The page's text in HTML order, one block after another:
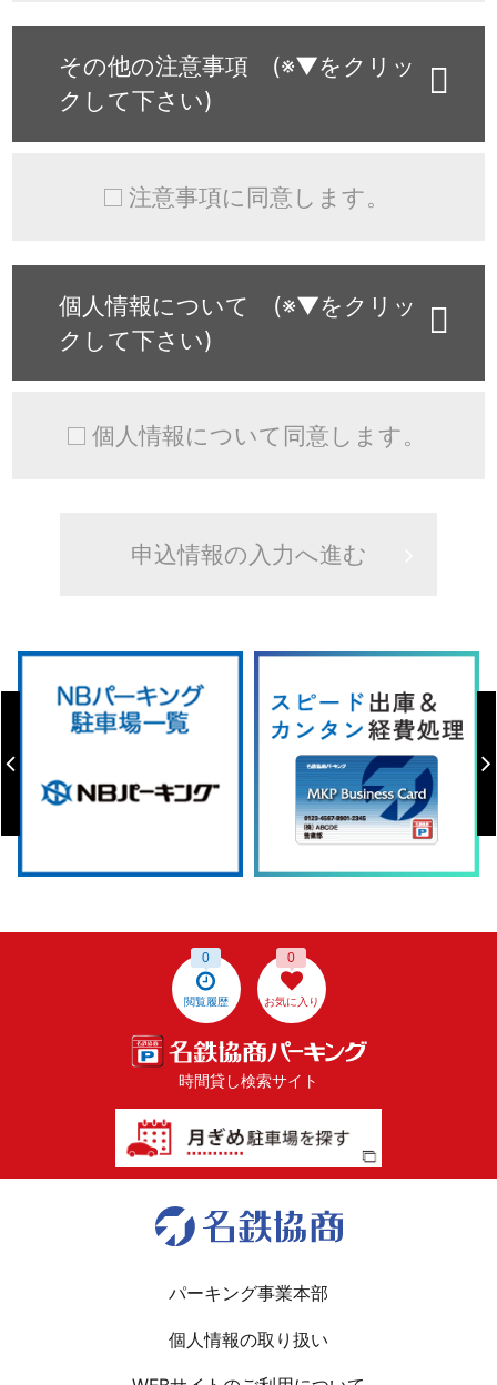
その他の注意事項 (※▼をクリッ
クして下さい)
注意事項に同意します。
個人情報について (※▼をクリッ
クして下さい)
個人情報について同意します。
閲覧履歴
0
お気に入り
0
時間貸し検索サイト
パーキング事業本部
個人情報の取り扱い